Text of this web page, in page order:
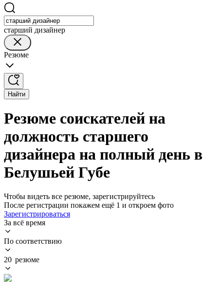
старший дизайнер
Резюме
Найти
Резюме соискателей на
должность старшего
дизайнера на полный день в
Белушьей Губе
Чтобы видеть все резюме, зарегистрируйтесь
После регистрации покажем ещё 1 и откроем фото
Зарегистрироваться
За всё время
По соответствию
20 резюме